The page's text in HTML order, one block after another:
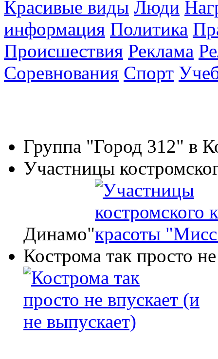
Красивые виды Люди
информация Политика
Происшествия Реклама
Соревнования Спорт
Группа "Город 312" в
Участницы
Динамо"
Кострома так просто